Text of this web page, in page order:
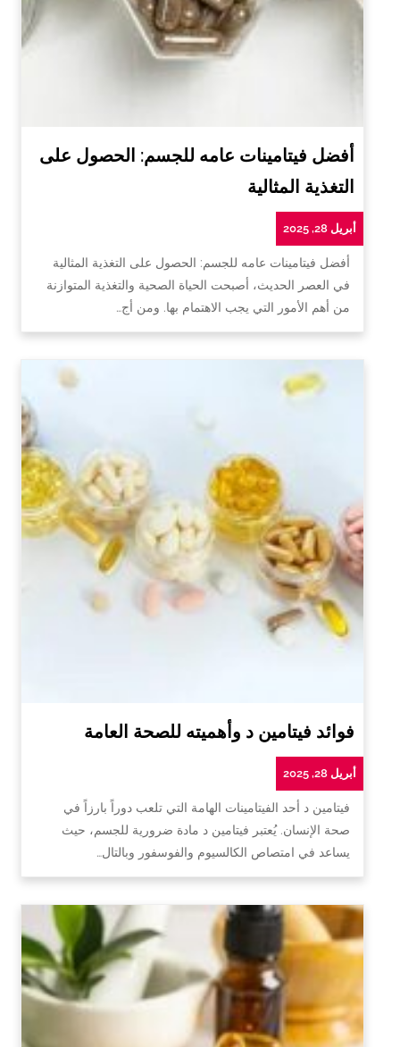
أفضل فيتامينات عامه للجسم: الحصول على
التغذية المثالية
أبريل 28, 2025
أفضل فيتامينات عامه للجسم: الحصول على التغذية المثالية
في العصر الحديث، أصبحت الحياة الصحية والتغذية المتوازنة
من أهم الأمور التي يجب الاهتمام بها. ومن أج…
فوائد فيتامين د وأهميته للصحة العامة
أبريل 28, 2025
فيتامين د أحد الفيتامينات الهامة التي تلعب دوراً بارزاً في
صحة الإنسان. يُعتبر فيتامين د مادة ضرورية للجسم، حيث
يساعد في امتصاص الكالسيوم والفوسفور وبالتال…